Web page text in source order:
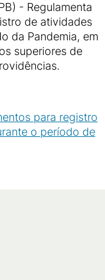
- Regulamenta
de atividades
da Pandemia, em
superiores de
para registro
o período de